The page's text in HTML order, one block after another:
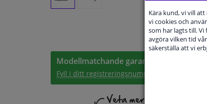
Modellmatchande garanti, Hitta rätt
Fyll i ditt registreringsnummer
Kära kund, vi vill
vi cookies och
som har lagts till.
avgöra vilken tid
säkerställa att vi